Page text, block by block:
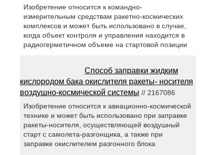
Изобретение относится к командно-
измерительным средствам ракетно-космических
комплексов и может быть использовано в случае,
когда объект контроля и управления находится в
радиогерметичном объеме на стартовой позиции
Способ заправки жидким
кислородом бака окислителя ракеты- носителя
воздушно-космической системы // 2167086
Изобретение относится к авиационно-космической
технике и может быть использовано при заправке
ракеты-носителя, осуществляющей воздушный
старт с самолета-разгонщика, а также при
заправке окислителем разгонного блока